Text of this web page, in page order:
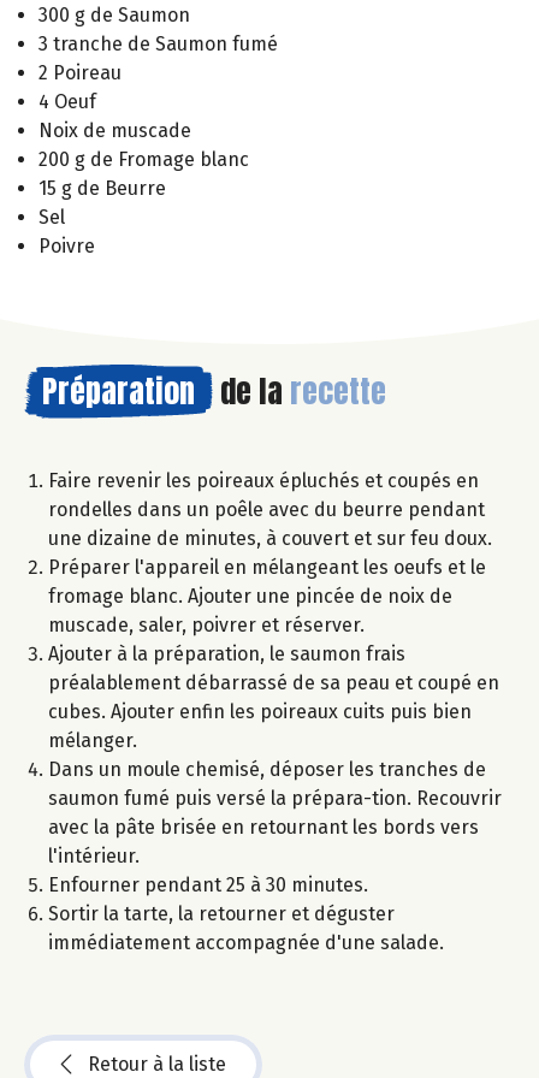
300 g de Saumon
3 tranche de Saumon fumé
2 Poireau
4 Oeuf
Noix de muscade
200 g de Fromage blanc
15 g de Beurre
Sel
Poivre
Préparation de la recette
Faire revenir les poireaux épluchés et coupés en
rondelles dans un poêle avec du beurre pendant
une dizaine de minutes, à couvert et sur feu doux.
Préparer l'appareil en mélangeant les oeufs et le
fromage blanc. Ajouter une pincée de noix de
muscade, saler, poivrer et réserver.
Ajouter à la préparation, le saumon frais
préalablement débarrassé de sa peau et coupé en
cubes. Ajouter enfin les poireaux cuits puis bien
mélanger.
Dans un moule chemisé, déposer les tranches de
saumon fumé puis versé la prépara-tion. Recouvrir
avec la pâte brisée en retournant les bords vers
l'intérieur.
Enfourner pendant 25 à 30 minutes.
Sortir la tarte, la retourner et déguster
immédiatement accompagnée d'une salade.
Retour à la liste